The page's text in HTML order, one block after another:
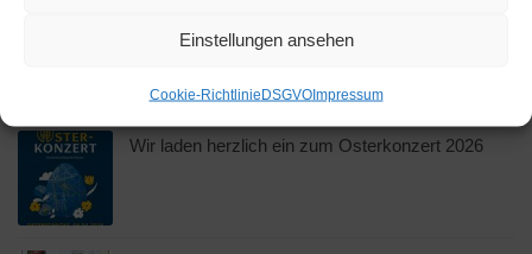
Einstellungen ansehen
Cookie-RichtlinieDSGVOImpressum
Oberau
Wir laden herzlich ein zum Osterkonzert 2026